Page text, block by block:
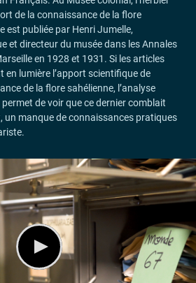
de la connaissance de la flore
est publiée par Henri Jumelle,
et directeur du musée dans les Annales
en 1928 et 1931. Si les articles
en lumière l’apport scientifique de
de la flore sahélienne, l’analyse
de voir que ce dernier comblait
un manque de connaissances pratiques